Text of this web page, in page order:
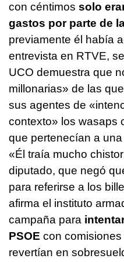
con céntimos solo
gastos por parte de
previamente él había
entrevista en RTVE,
UCO demuestra que
millonarias» de las
sus agentes de
contexto» los wasaps
que pertenecían a
«Él traía mucho
diputado, que negó
para referirse a los
afirma el instituto
campaña para
PSOE con
revertían en